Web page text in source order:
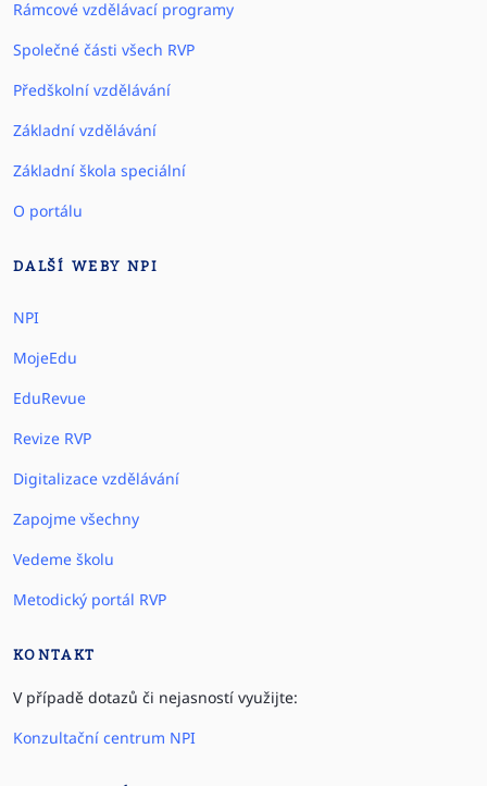
Rámcové vzdělávací programy
Společné části všech RVP
Předškolní vzdělávání
Základní vzdělávání
Základní škola speciální
O portálu
DALŠÍ WEBY NPI
NPI
MojeEdu
EduRevue
Revize RVP
Digitalizace vzdělávání
Zapojme všechny
Vedeme školu
Metodický portál RVP
KONTAKT
V případě dotazů či nejasností využijte:
Konzultační centrum NPI